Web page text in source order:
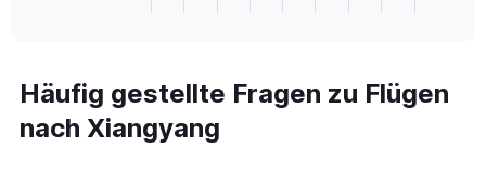
Range:
1
categories.
Häufig gestellte Fragen zu Flügen
nach Xiangyang